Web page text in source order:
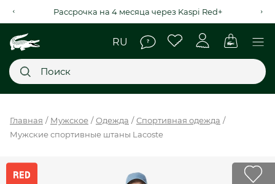
Рассрочка на 4 месяца через Kaspi Red+
НОВИНКИ
SALE
Главная Мужское Одежда
Спортивная одежда
Мужские спортивные штаны Lacoste